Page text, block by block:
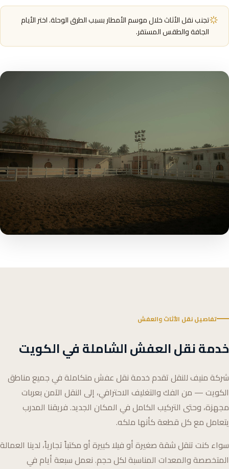
تجنب نقل الأثاث خلال موسم الأمطار بسبب الطرق الوحلة. اختر الأيام
الجافة والطقس المستقر.
تفاصيل نقل الأثاث والعفش
خدمة نقل العفش الشاملة في الكويت
شركة منيف للنقل تقدم خدمة نقل عفش متكاملة في جميع مناطق
الكويت — من الفك والتغليف الاحترافي، إلى النقل الآمن بعربات
مجهزة، وحتى التركيب الكامل في المكان الجديد. فريقنا المدرب
يتعامل مع كل قطعة كأنها ملكه.
سواء كنت تنقل شقة صغيرة أو فيلا كبيرة أو مكتباً تجارياً، لدينا العمالة
المتخصصة والمعدات المناسبة لكل حجم. نعمل سبعة أيام في